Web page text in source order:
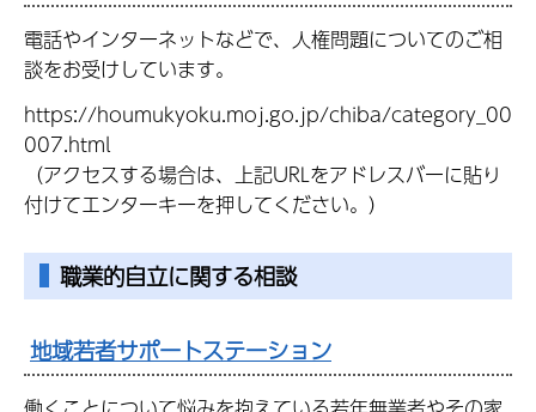
電話やインターネットなどで、人権問題についてのご相
談をお受けしています。
https://houmukyoku.moj.go.jp/chiba/category_00
007.html
（アクセスする場合は、上記URLをアドレスバーに貼り
付けてエンターキーを押してください。）
職業的自立に関する相談
地域若者サポートステーション